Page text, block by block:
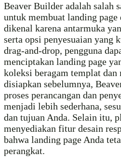
Beaver Builder adalah salah
untuk membuat landing
dikenal karena antarmuka
serta opsi penyesuaian yang
drag-and-drop, pengguna
menciptakan landing page
koleksi beragam templat dan
disiapkan sebelumnya,
proses perancangan dan
menjadi lebih sederhana,
dan tujuan Anda. Selain itu,
menyediakan fitur desain
bahwa landing page Anda
perangkat.